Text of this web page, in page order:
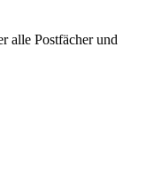
alle Postfächer und